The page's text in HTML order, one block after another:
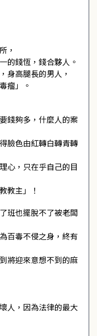
，
的錢恆，錢合夥人。
身高腿長的男人，
瘤」。
錢夠多，什麼人的案
臉色由紅轉白轉青轉
心，只在乎自己的目
教主」！
班也擺脫不了被老闆
百毒不侵之身，終有
將迎來意想不到的麻
人，因為法律的最大